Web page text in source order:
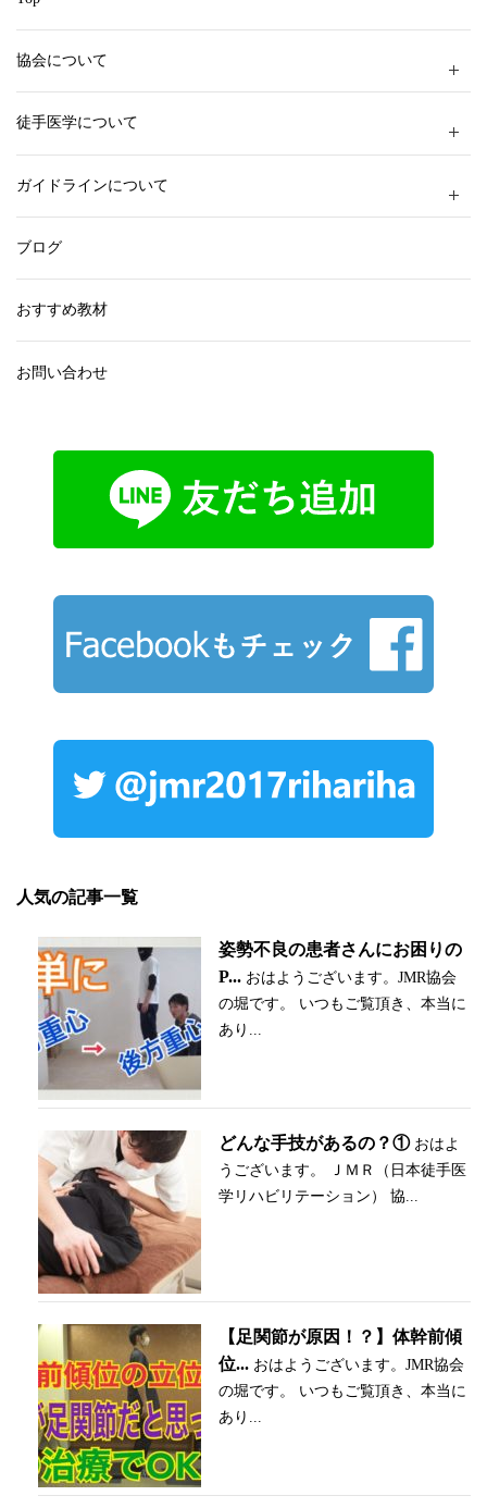
協会について
徒手医学について
ガイドラインについて
ブログ
おすすめ教材
お問い合わせ
人気の記事一覧
姿勢不良の患者さんにお困りの
P... おはようございます。JMR協会
の堀です。 いつもご覧頂き、本当に
あり...
どんな手技があるの？① おはよ
うございます。 ＪＭＲ（日本徒手医
学リハビリテーション） 協...
【足関節が原因！？】体幹前傾
位... おはようございます。JMR協会
の堀です。 いつもご覧頂き、本当に
あり...